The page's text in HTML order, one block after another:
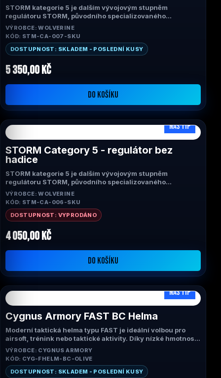
STORM kategorie 5 je dalším vývojovým stupněm
regulátoru STORM, původního specializovaného
airsoftového regulátoru. Kategorie 5 je optimalizována pro
spolehlivý, rychlý, přizpůsobivý a konzistentní výkon v
celém rozsahu tlaku potřebném pro produkty HPA. Využijte
svůj systém Wolverine Airsoft HPA naplno!
VÝROBCE: WOLVERINE
KÓD: STM-CA-007-SKU
DOSTUPNOST: SKLADEM - POSLEDNÍ KUSY
5 350,00 Kč
DO KOŠÍKU
NÁŠ TIP
STORM Category 5 - regulátor bez
hadice
STORM kategorie 5 je dalším vývojovým stupněm
regulátoru STORM, původního specializovaného
airsoftového regulátoru. Kategorie 5 je optimalizována pro
spolehlivý, rychlý, přizpůsobivý a konzistentní výkon v
celém rozsahu tlaku potřebném pro produkty HPA. Využijte
svůj systém Wolverine Airsoft HPA naplno!
VÝROBCE: WOLVERINE
KÓD: STM-CA-006-SKU
DOSTUPNOST: VYPRODÁNO
4 050,00 Kč
DO KOŠÍKU
NÁŠ TIP
Cygnus Armory FAST BC Helma
Moderní taktická helma typu FAST je ideální volbou pro
airsoft, trénink nebo taktické aktivity. Díky nízké hmotnosti
a nastavitelnému systému uchycení poskytuje pohodlí i při
delším nošení.
VÝROBCE: CYGNUS ARMORY
KÓD: CYG-FHELM-BC-OLIVE
DOSTUPNOST: SKLADEM - POSLEDNÍ KUSY